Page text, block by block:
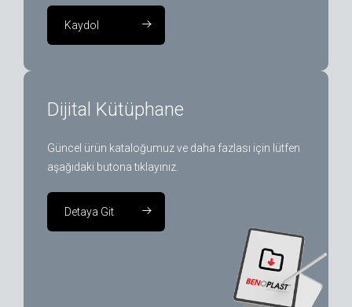
Kaydol
Dijital Kütüphane
Güncel ürün kataloğumuz ve daha fazlası için lütfen
aşağıdaki butona tıklayınız.
Detaya Git